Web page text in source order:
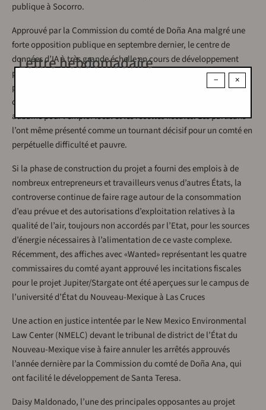
publique à Socorro.
Approuvé par la Commission du comté de Doña Ana malgré une
forte opposition publique en septembre dernier, le centre de
données d’IA à très grande échelle en cours de développement
pour Oracle et OpenAI a été vigoureusement présenté par les
promoteurs et les partisans, notamment le Département du
développement économique du Nouveau-Mexique, comme une
aubaine pour l’emploi local et les recettes fiscales. Les partisans
l’ont même présenté comme un tournant décisif pour un comté en
perpétuelle difficulté et pauvre.
Si la phase de construction du projet a fourni des emplois à de
nombreux entrepreneurs et travailleurs venus d’autres États, la
controverse continue de faire rage autour de la consommation
d’eau prévue et des autorisations d’exploitation relatives à la
qualité de l’air, toujours non accordés par l’Etat, pour les sources
d’énergie nécessaires à l’alimentation de ce vaste complexe.
Récemment, des affiches avec «Wanted» représentant les quatre
commissaires du comté ayant approuvé les incitations fiscales
pour le projet Jupiter/Stargate ont été aperçues sur le campus de
l’université d’État du Nouveau-Mexique à Las Cruces
Une action en justice intentée par le New Mexico Environmental
Law Center (NMELC) devant le tribunal de district de l’État du
Nouveau-Mexique vise à faire annuler les arrêtés approuvés
l’année dernière par la Commission du comté de Doña Ana, qui
ont facilité le développement de Santa Teresa.
Daisy Maldonado, l’une des principales opposantes au projet
×
−
Lettre hebdomadaire